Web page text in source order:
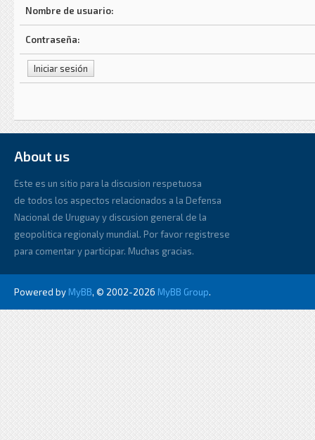
Nombre de usuario:
Contraseña:
About us
Este es un sitio para la discusion respetuosa
de todos los aspectos relacionados a la Defensa
Nacional de Uruguay y discusion general de la
geopolitica regionaly mundial. Por favor registrese
para comentar y participar. Muchas gracias.
Powered by MyBB, © 2002-2026 MyBB Group.